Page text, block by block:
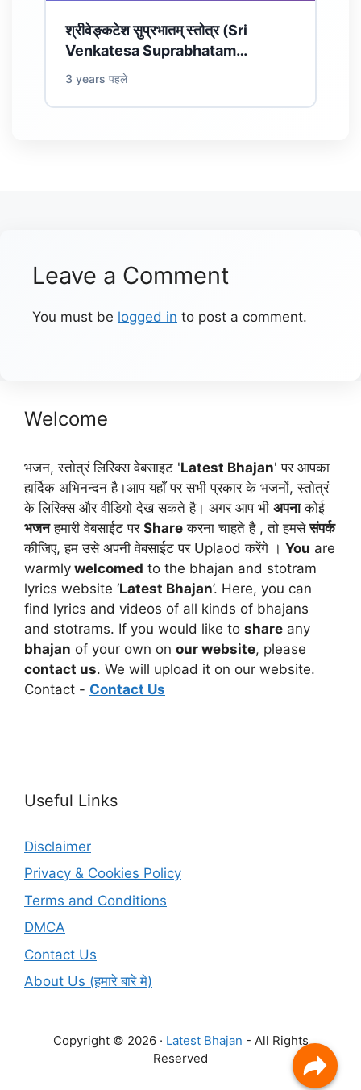
श्रीवेङ्कटेश सुप्रभातम् स्तोत्र (Sri
Venkatesa Suprabhatam…
3 years पहले
Leave a Comment
You must be logged in to post a comment.
Welcome
भजन, स्तोत्रं लिरिक्स वेबसाइट 'Latest Bhajan' पर आपका
हार्दिक अभिनन्दन है।आप यहाँ पर सभी प्रकार के भजनों, स्तोत्रं
के लिरिक्स और वीडियो देख सकते है। अगर आप भी अपनाकोई
भजनहमारी वेबसाईट पर Share करना चाहते है , तो हमसेसंपर्क
कीजिए, हम उसे अपनी वेबसाईट पर Uplaod करेंगे । You are
warmly welcomed to the bhajan and stotram
lyrics website ‘Latest Bhajan’. Here, you can
find lyrics and videos of all kinds of bhajans
and stotrams. If you would like to share any
bhajan of your own on our website, please
contact us. We will upload it on our website.
Contact - Contact Us
Useful Links
Disclaimer
Privacy & Cookies Policy
Terms and Conditions
DMCA
Contact Us
About Us (हमारे बारे मे)
Copyright © 2026 · Latest Bhajan - All Rights
Reserved